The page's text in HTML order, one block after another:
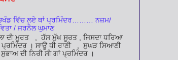
ਵਿੱਚ ਲਏ ਥਾਂ ਪ੍ਰਮਿੰਦਰ……… ਨਜ਼ਮ/
/ ਜਰਨੈਲ ਘੁਮਾਣ
ਦੀ ਮੂਰਤ , ਹੱਸ ਮੁੱਖ ਸੂਰਤ , ਜਿਸਦਾ ਧਰਿਆ
ਪ੍ਰਮਿੰਦਰ । ਸਾਊ ਧੀ ਰਾਣੀ , ਸੁਘੜ ਸਿਆਣੀ
ਦੀ ਨਿਰੀ ਸੀ ਗਾਂ ਪ੍ਰਮਿੰਦਰ ।